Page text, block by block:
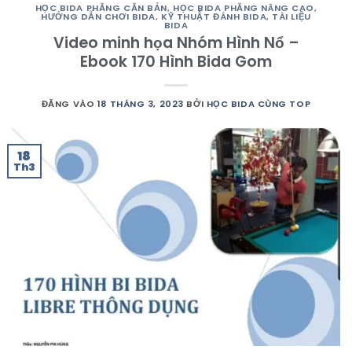
HỌC BIDA PHĂNG CĂN BẢN, HỌC BIDA PHĂNG NÂNG CAO,
HƯỚNG DẪN CHƠI BIDA, KỸ THUẬT ĐÁNH BIDA, TÀI LIỆU
BIDA
Video minh họa Nhóm Hình Nổ –
Ebook 170 Hình Bida Gom
ĐĂNG VÀO 18 THÁNG 3, 2023 BỞI HỌC BIDA CÙNG TOP
18
Th3